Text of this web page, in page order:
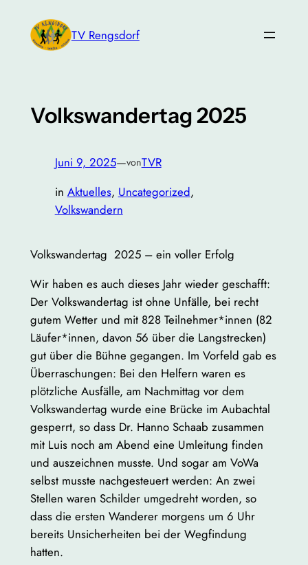
Inhalt
springen
TV Rengsdorf
Volkswandertag 2025
Juni 9, 2025—vonTVR
in Aktuelles, Uncategorized
Volkswandern
Volkswandertag 2025 – ein voller Erfolg
Wir haben es auch dieses Jahr wieder geschafft:
Der Volkswandertag ist ohne Unfälle, bei recht
gutem Wetter und mit 828 Teilnehmer*innen (82
Läufer*innen, davon 56 über die Langstrecken)
gut über die Bühne gegangen. Im Vorfeld gab es
Überraschungen: Bei den Helfern waren es
plötzliche Ausfälle, am Nachmittag vor dem
Volkswandertag wurde eine Brücke im Aubachtal
gesperrt, so dass Dr. Hanno Schaab zusammen
mit Luis noch am Abend eine Umleitung finden
und auszeichnen musste. Und sogar am VoWa
selbst musste nachgesteuert werden: An zwei
Stellen waren Schilder umgedreht worden, so
dass die ersten Wanderer morgens um 6 Uhr
bereits Unsicherheiten bei der Wegfindung
hatten.